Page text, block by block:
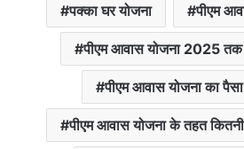
पक्का घर योजना पीएम
पीएम आवास योजना 2025
पीएम आवास योजना का
पीएम आवास योजना के तहत